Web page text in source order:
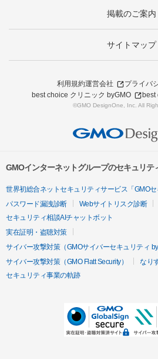
掲載のご案内
サイトマップ
利用規約運営会社
プライバ
best choice クリニック byGMO
best
©GMO DesignOne, Inc. All
GMOインターネットグループのセキュリテ
世界初総合ネットセキュリティサービス「GMOセ
パスワード漏洩診断
Webサイトリスク診断
セキュリティ相談AIチャットボット
実在証明・盗聴対策
サイバー攻撃対策（GMOサイバーセキュリティ by
サイバー攻撃対策（GMO Flatt Security）
なり
セキュリティ事業の軌跡